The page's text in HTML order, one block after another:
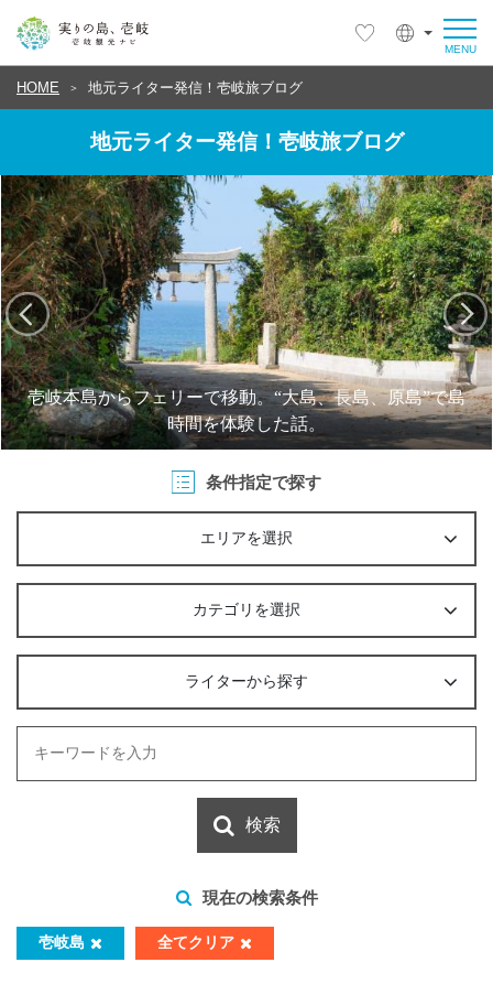
HOME 地元ライター発信！壱岐旅ブログ
地元ライター発信！壱岐旅ブログ
壱岐本島からフェリーで移動。“大島、長島、原島”で島
時間を体験した話。
条件指定で探す
エリアを選択
カテゴリを選択
ライターから探す
検索
現在の検索条件
壱岐島 全てクリア